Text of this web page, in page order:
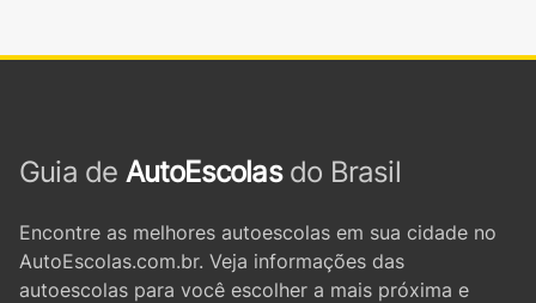
Guia de AutoEscolasdo Brasil
Encontre as melhores autoescolas em sua cidade no
AutoEscolas.com.br. Veja informações das
autoescolas para você escolher a mais próxima e